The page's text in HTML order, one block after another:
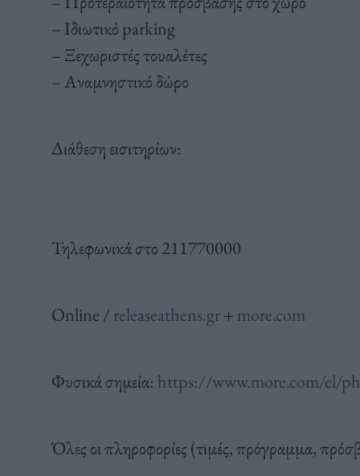
– Ιδιωτικό parking
– Ξεχωριστές τουαλέτες
– Αναμνηστικό δώρο
Διάθεση εισιτηρίων:
Τηλεφωνικά στο 211770000
Online / releaseathens.gr+ more.com
Φυσικά σημεία: https://www.more.com/el/
Όλες οι πληροφορίες (τιμές, πρόγραμμα,